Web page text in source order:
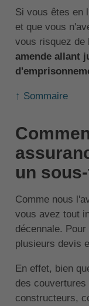
Si vous êtes en
et que vous
vous risquez de
amende allant
↑ Sommaire
un
Comme nous
vous avez tout
décennale.
plusieurs devis
En effet, bien
des
constructeurs,